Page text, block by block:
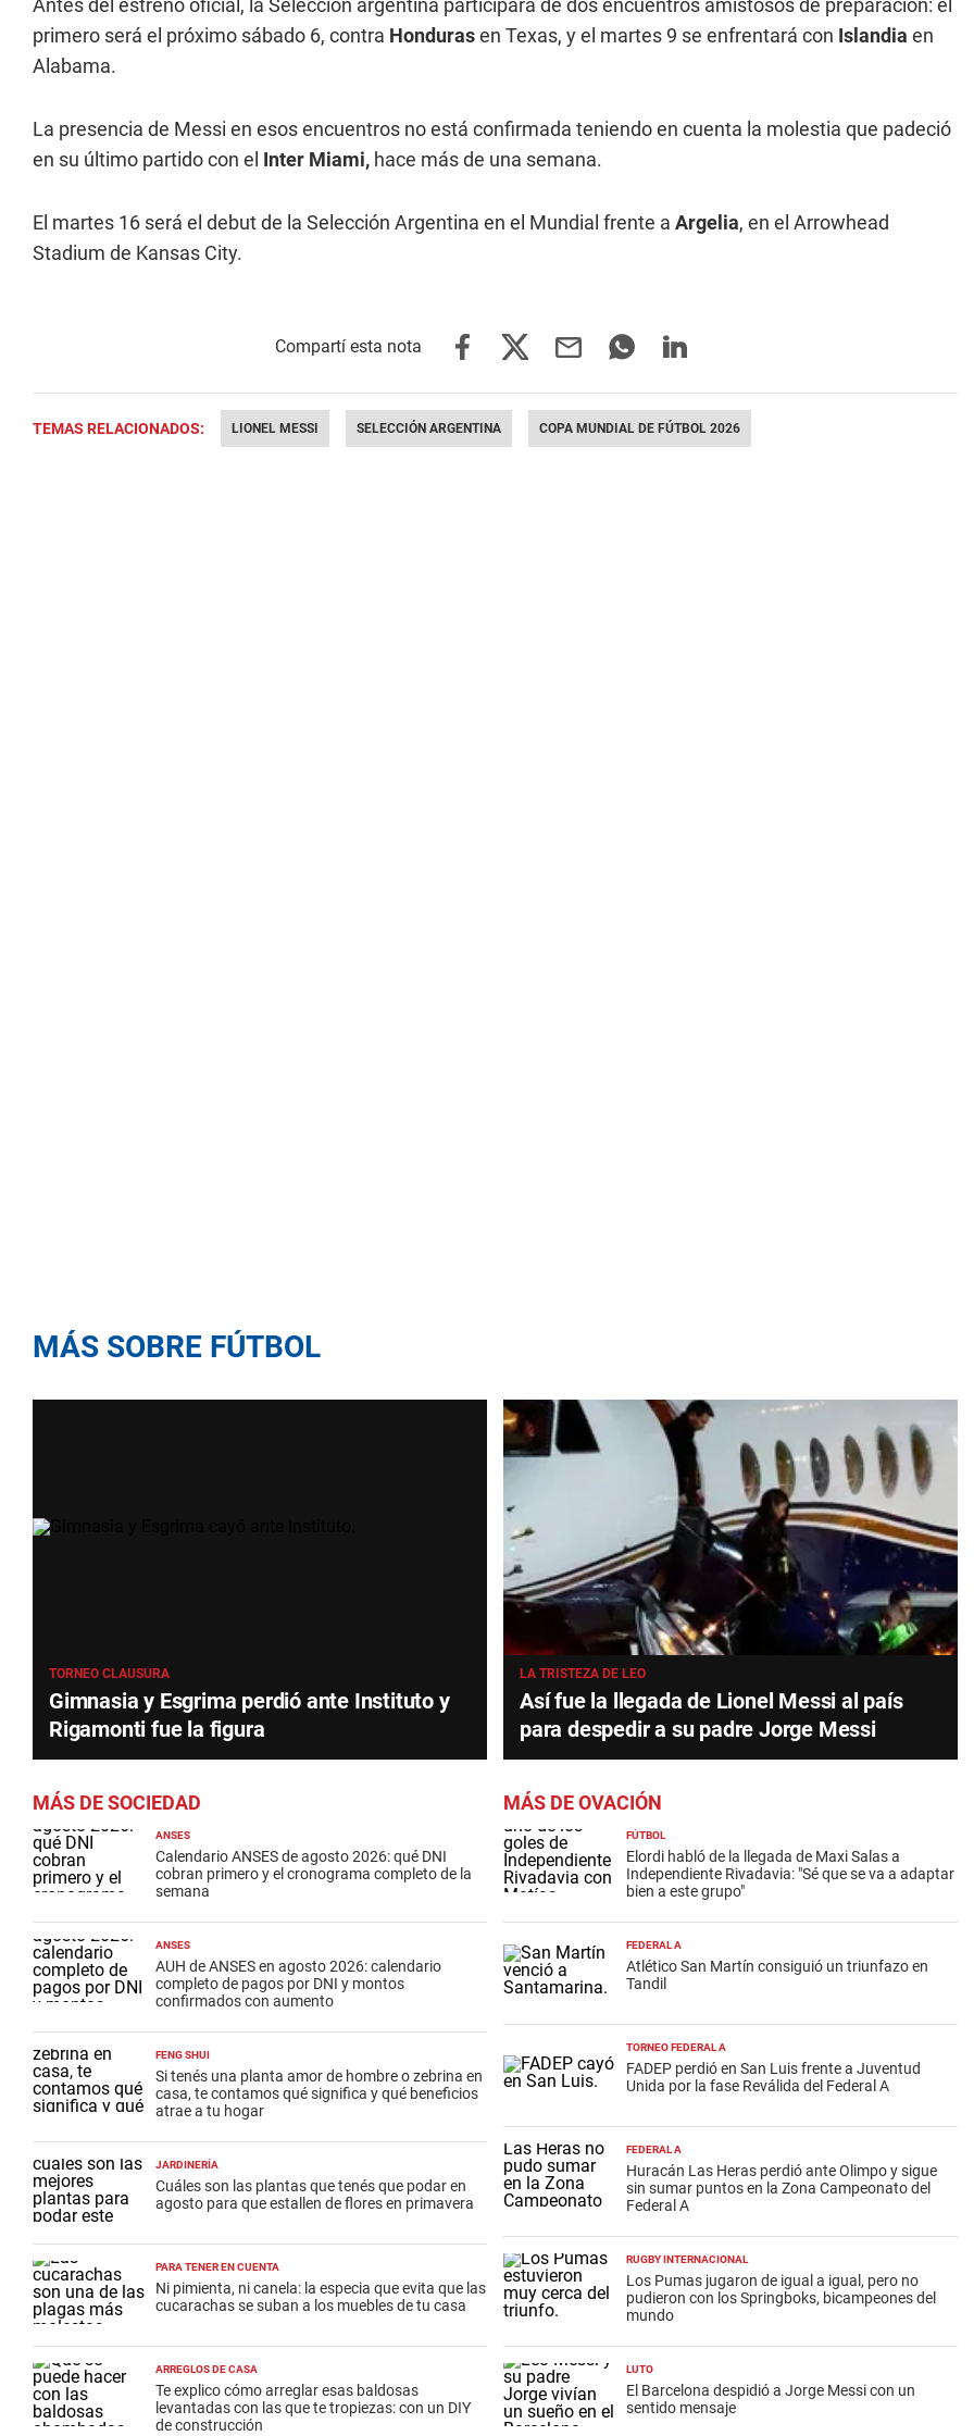
Antes del estreno oficial, la Selección argentina participará de dos encuentros amistosos de preparación: el
primero será el próximo sábado 6, contra Hondurasen Texas, y el martes 9 se enfrentará con Islandia en
Alabama.
La presencia de Messi en esos encuentros no está confirmada teniendo en cuenta la molestia que padeció
en su último partido con el Inter Miami, hace más de una semana.
El martes 16 será el debut de la Selección Argentina en el Mundial frente a Argelia, en el Arrowhead
Stadium de Kansas City.
TEMAS RELACIONADOS: LIONEL MESSI SELECCIÓN ARGENTINA COPA MUNDIAL DE FÚTBOL 2026
MÁS SOBRE FÚTBOL
TORNEO CLAUSURA
Gimnasia y Esgrima perdió ante Instituto y
Rigamonti fue la figura
LA TRISTEZA DE LEO
Así fue la llegada de Lionel Messi al país
para despedir a su padre Jorge Messi
MÁS DE SOCIEDAD
ANSES
Calendario ANSES de agosto 2026: qué DNI
cobran primero y el cronograma completo de la
semana
ANSES
AUH de ANSES en agosto 2026: calendario
completo de pagos por DNI y montos
confirmados con aumento
FENG SHUI
Si tenés una planta amor de hombre o zebrina en
casa, te contamos qué significa y qué beneficios
atrae a tu hogar
JARDINERÍA
Cuáles son las plantas que tenés que podar en
agosto para que estallen de flores en primavera
PARA TENER EN CUENTA
Ni pimienta, ni canela: la especia que evita que las
cucarachas se suban a los muebles de tu casa
ARREGLOS DE CASA
Te explico cómo arreglar esas baldosas
levantadas con las que te tropiezas: con un DIY
de construcción
MÁS DE OVACIÓN
FÚTBOL
Elordi habló de la llegada de Maxi Salas a
Independiente Rivadavia: "Sé que se va a adaptar
bien a este grupo"
FEDERAL A
Atlético San Martín consiguió un triunfazo en
Tandil
TORNEO FEDERAL A
FADEP perdió en San Luis frente a Juventud
Unida por la fase Reválida del Federal A
FEDERAL A
Huracán Las Heras perdió ante Olimpo y sigue
sin sumar puntos en la Zona Campeonato del
Federal A
RUGBY INTERNACIONAL
Los Pumas jugaron de igual a igual, pero no
pudieron con los Springboks, bicampeones del
mundo
LUTO
El Barcelona despidió a Jorge Messi con un
sentido mensaje